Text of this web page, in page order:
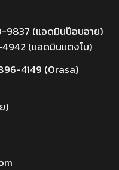
9837 (แอดมินป๊อบอาย)
(แอดมินแตงโม)
4149 (Orasa)
)